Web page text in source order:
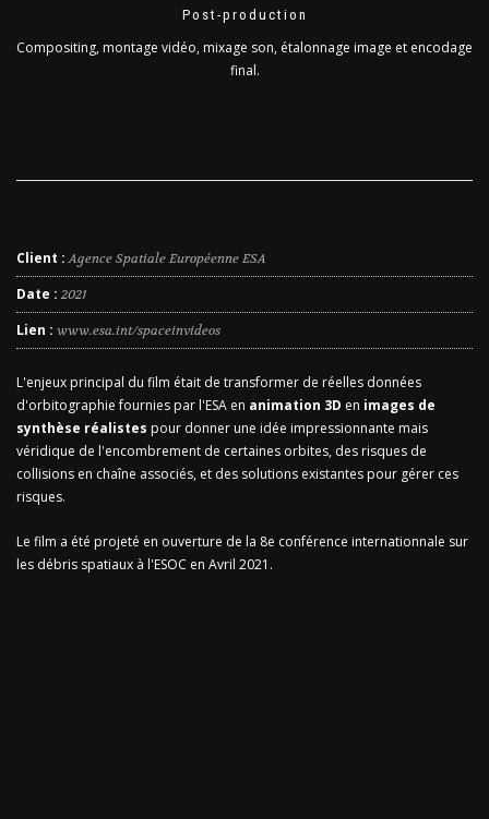
Post-production
Compositing, montage vidéo, mixage son, étalonnage image et encodage
final.
Client :Agence Spatiale Européenne ESA
Date : 2021
Lien : www.esa.int/spaceinvideos
L'enjeux principal du film était de transformer de réelles données
d'orbitographie fournies par l'ESA en animation 3D en images de
synthèse réalistes pour donner une idée impressionnante mais
véridique de l'encombrement de certaines orbites, des risques de
collisions en chaîne associés, et des solutions existantes pour gérer ces
risques.
Le film a été projeté en ouverture de la 8e conférence internationnale sur
les débris spatiaux à l'ESOC en Avril 2021.